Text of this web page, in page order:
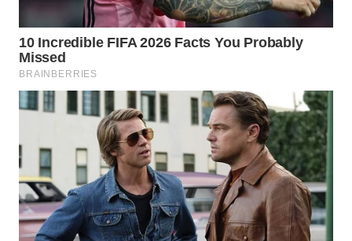
WAHANA
TANI
WAHANA
INFRASTRUKTUR
WAHANA
KONSUMEN